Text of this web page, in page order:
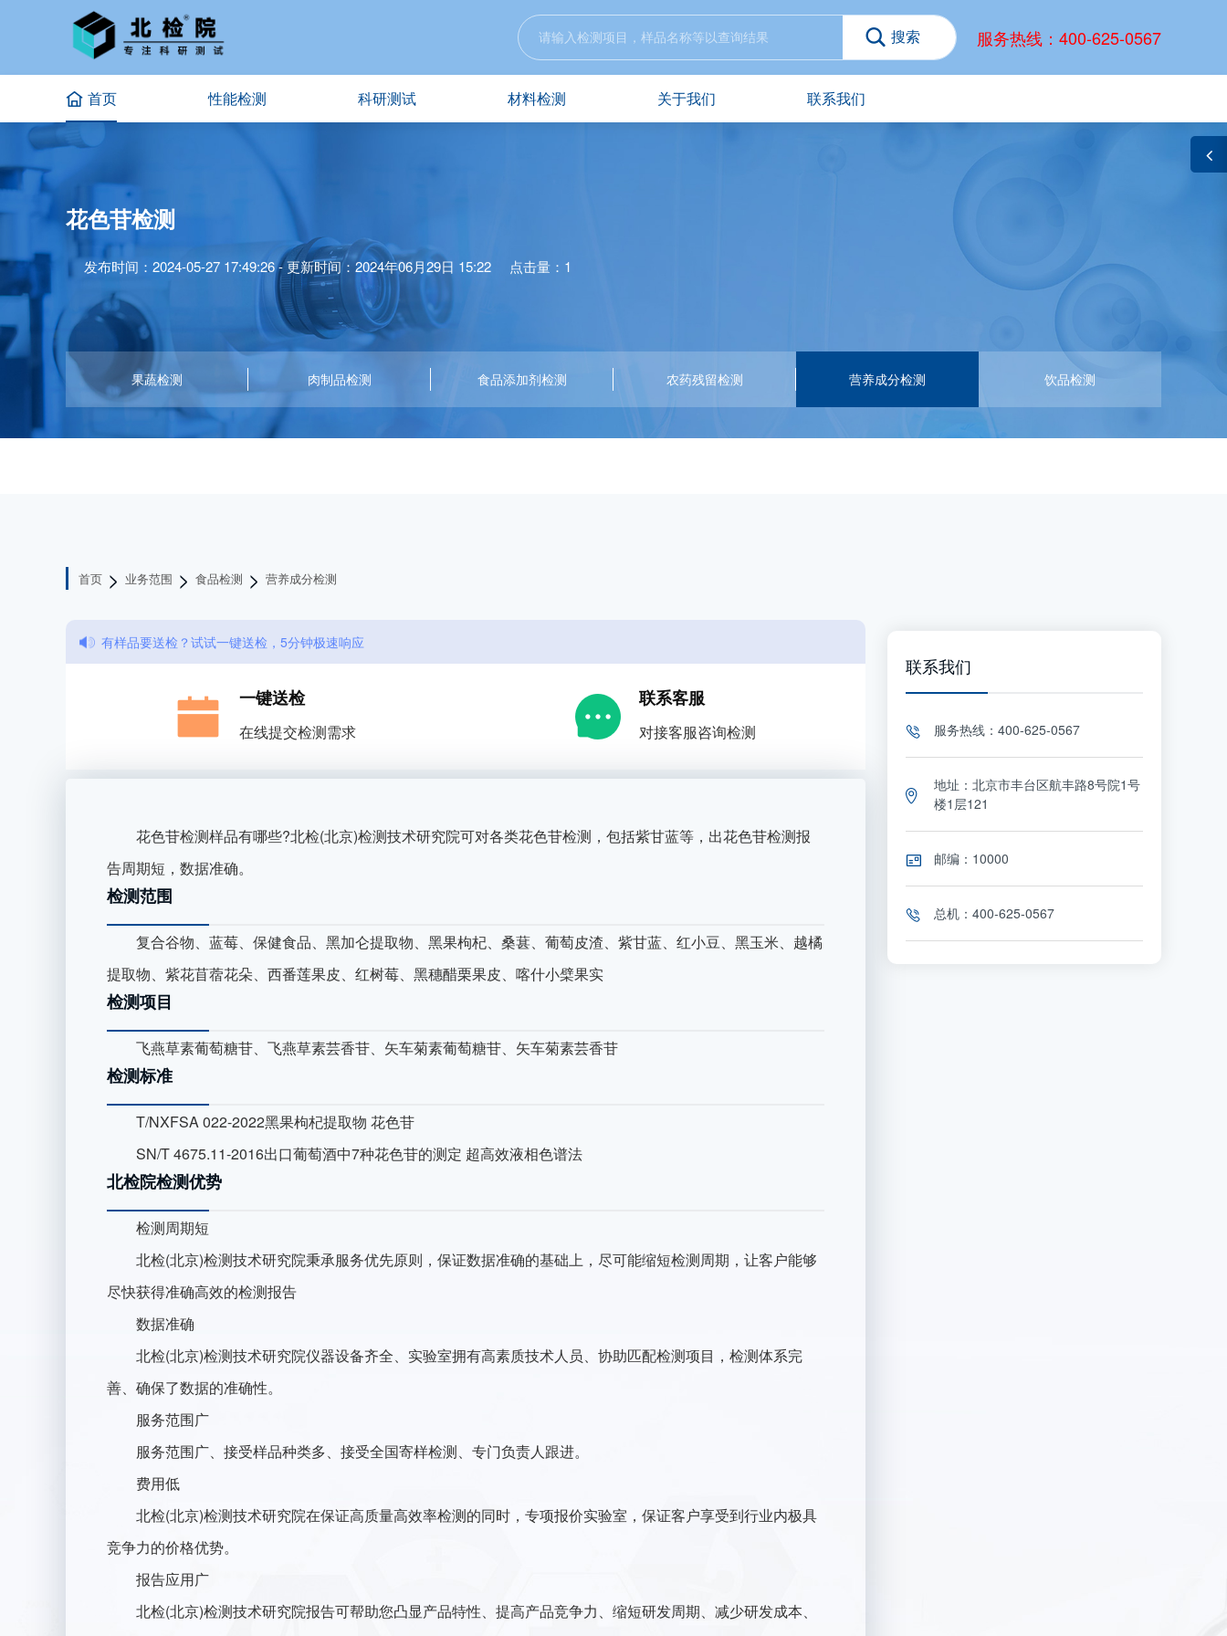
服务热线：400-625-0567
首页 性能检测 科研测试 材料检测 关于我们 联系我们
花色苷检测
发布时间：2024-05-27 17:49:26 - 更新时间：2024年06月29日 15:22 点击量：1
果蔬检测 肉制品检测 食品添加剂检测 农药残留检测 营养成分检测 饮品检测
首页 > 业务范围 > 食品检测 > 营养成分检测
有样品要送检？试试一键送检，5分钟极速响应
一键送检
在线提交检测需求
联系客服
对接客服咨询检测
花色苷检测样品有哪些?北检(北京)检测技术研究院可对各类花色苷检测，包括紫甘蓝等，出花色苷检测报
告周期短，数据准确。
检测范围
复合谷物、蓝莓、保健食品、黑加仑提取物、黑果枸杞、桑葚、葡萄皮渣、紫甘蓝、红小豆、黑玉米、越橘
提取物、紫花苜蓿花朵、西番莲果皮、红树莓、黑穗醋栗果皮、喀什小檗果实
检测项目
飞燕草素葡萄糖苷、飞燕草素芸香苷、矢车菊素葡萄糖苷、矢车菊素芸香苷
检测标准
T/NXFSA 022-2022黑果枸杞提取物 花色苷
SN/T 4675.11-2016出口葡萄酒中7种花色苷的测定 超高效液相色谱法
北检院检测优势
检测周期短
北检(北京)检测技术研究院秉承服务优先原则，保证数据准确的基础上，尽可能缩短检测周期，让客户能够
尽快获得准确高效的检测报告
数据准确
北检(北京)检测技术研究院仪器设备齐全、实验室拥有高素质技术人员、协助匹配检测项目，检测体系完
善、确保了数据的准确性。
服务范围广
服务范围广、接受样品种类多、接受全国寄样检测、专门负责人跟进。
费用低
北检(北京)检测技术研究院在保证高质量高效率检测的同时，专项报价实验室，保证客户享受到行业内极具
竞争力的价格优势。
报告应用广
北检(北京)检测技术研究院报告可帮助您凸显产品特性、提高产品竞争力、缩短研发周期、减少研发成本、
联系我们
服务热线：400-625-0567
地址：北京市丰台区航丰路8号院1号
楼1层121
邮编：10000
总机：400-625-0567